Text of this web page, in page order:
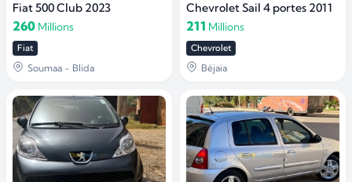
Fiat 500 Club 2023
260 Millions
Fiat
Soumaa - Blida
Chevrolet Sail 4 portes 2011
211 Millions
Chevrolet
Béjaïa